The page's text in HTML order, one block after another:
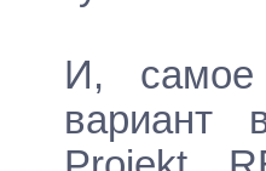
И, самое
вариант